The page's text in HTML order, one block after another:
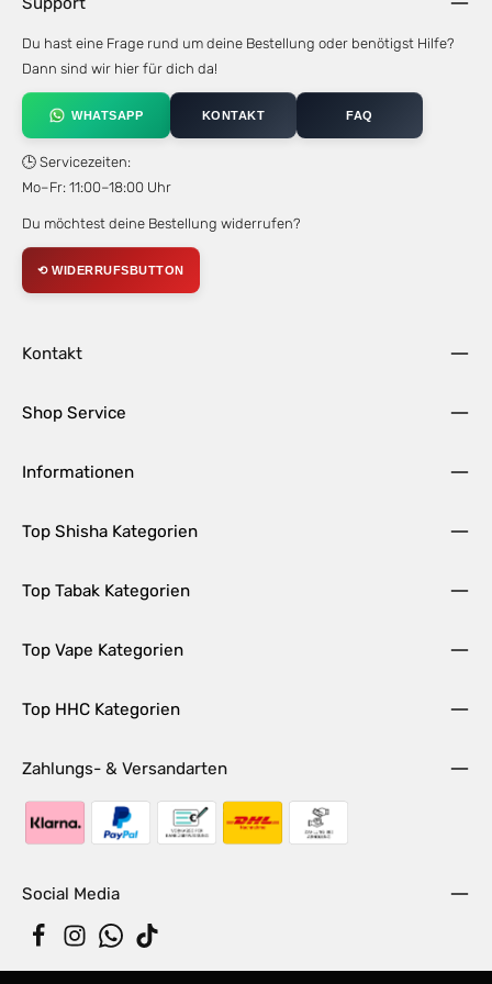
Du hast eine Frage rund um deine Bestellung oder benötigst Hilfe?
Dann sind wir hier für dich da!
WHATSAPP KONTAKT FAQ
🕒 Servicezeiten:
Mo–Fr: 11:00–18:00 Uhr
Du möchtest deine Bestellung widerrufen?
⟲ WIDERRUFSBUTTON
Kontakt
Shop Service
Informationen
Top Shisha Kategorien
Top Tabak Kategorien
Top Vape Kategorien
Top HHC Kategorien
Zahlungs- & Versandarten
Social Media